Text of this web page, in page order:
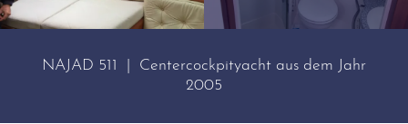
NAJAD 511 | Centercockpityacht aus dem Jahr
2005